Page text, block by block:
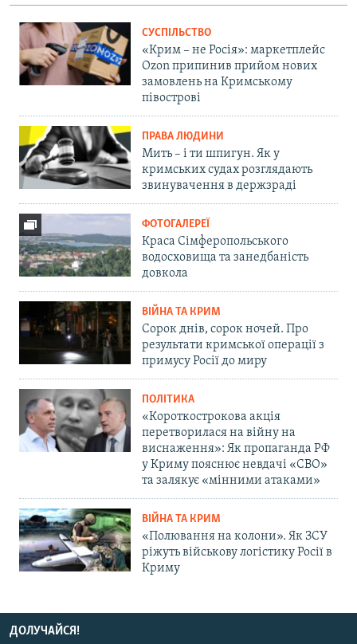
СУСПІЛЬСТВО
«Крим – не Росія»: маркетплейс
Ozon припинив прийом нових
замовлень на Кримському
півострові
ПРАВА ЛЮДИНИ
Мить – і ти шпигун. Як у
кримських судах розглядають
звинувачення в держзраді
ФОТОГАЛЕРЕЇ
Краса Сімферопольського
водосховища та занедбаність
довкола
ВІЙНА ТА КРИМ
Сорок днів, сорок ночей. Про
результати кримської операції з
примусу Росії до миру
ПОЛІТИКА
«Короткострокова акція
перетворилася на війну на
виснаження»: Як пропаганда РФ
у Криму пояснює невдачі «СВО»
та залякує «мінними атаками»
ВІЙНА ТА КРИМ
«Полювання на колони». Як ЗСУ
ріжуть військову логістику Росії в
Криму
ДОЛУЧАЙСЯ!